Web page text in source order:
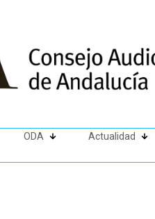
ODA Actualidad